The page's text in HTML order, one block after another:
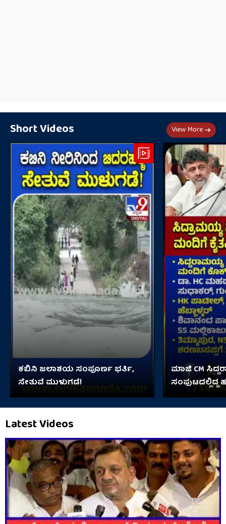
Short Videos View More
ಕಬಿನಿ ಜಲಾಶಯ ಸಂಪೂರ್ಣ ಭರ್ತಿ,
ಸೇತುವೆ ಮುಳುಗಡೆ!
ಮಾಜಿ CM
Latest Videos